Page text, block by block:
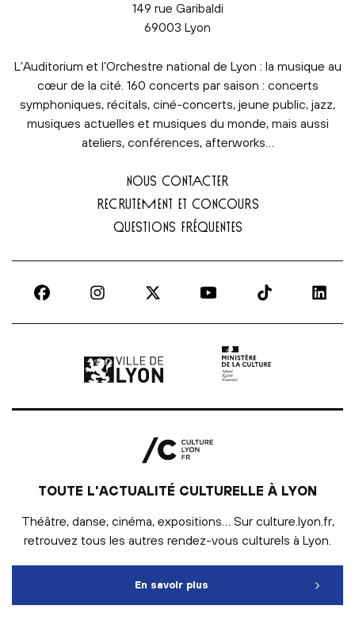
149 rue Garibaldi
69003 Lyon
L’Auditorium et l’Orchestre national de Lyon : la musique au
cœur de la cité. 160 concerts par saison : concerts
symphoniques, récitals, ciné-concerts, jeune public, jazz,
musiques actuelles et musiques du monde, mais aussi
ateliers, conférences, afterworks…
NOUS CONTACTER
RECRUTEMENT ET CONCOURS
QUESTIONS FRÉQUENTES
Ville de Lyon | lien externeMinistère de la culture
TOUTE L'ACTUALITÉ CULTURELLE À LYON
Théâtre, danse, cinéma, expositions… Sur culture.lyon.fr,
retrouvez tous les autres rendez-vous culturels à Lyon.
En savoir plus Toute l'actualité culturelle